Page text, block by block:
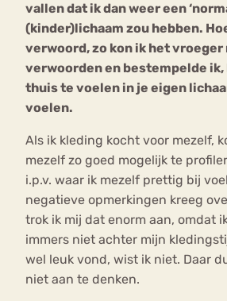
vallen dat ik dan weer een
(kinder)lichaam zou hebben.
verwoord, zo kon ik het vroeger
verwoorden en bestempelde
thuis te voelen in je eigen
voelen.
Als ik kleding kocht voor mezelf,
mezelf zo goed mogelijk te
i.p.v. waar ik mezelf prettig bij
negatieve opmerkingen kreeg
trok ik mij dat enorm aan, omdat
immers niet achter mijn
wel leuk vond, wist ik niet. Daar
niet aan te denken.